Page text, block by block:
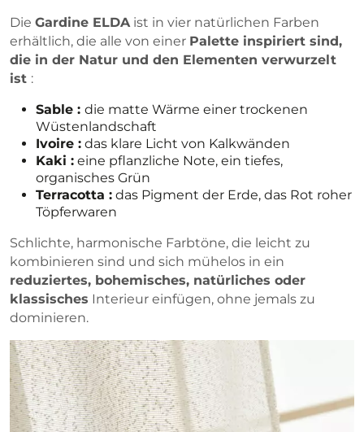
Die Gardine ELDAist in vier natürlichen Farben
erhältlich, die alle von einer Palette inspiriert sind,
die in der Natur und den Elementen verwurzelt
ist :
Sable : die matte Wärme einer trockenen
Wüstenlandschaft
Ivoire : das klare Licht von Kalkwänden
Kaki : eine pflanzliche Note, ein tiefes,
organisches Grün
Terracotta : das Pigment der Erde, das Rot roher
Töpferwaren
Schlichte, harmonische Farbtöne, die leicht zu
kombinieren sind und sich mühelos in ein
reduziertes, bohemisches, natürliches oder
klassisches Interieur einfügen, ohne jemals zu
dominieren.